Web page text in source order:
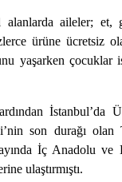
aileler; et,
ürüne ücretsiz
yaşarken çocuklar
İstanbul’da
son durağı olan
ayında İç Anadolu
ulaştırmıştı.